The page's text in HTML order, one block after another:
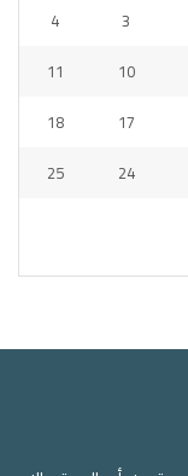
3
4
10
11
17
18
24
25